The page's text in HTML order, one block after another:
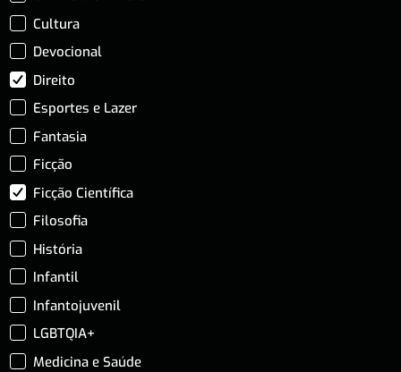
Cultura
Devocional
Direito
Esportes e Lazer
Fantasia
Ficção
Ficção Científica
Filosofia
História
Infantil
Infantojuvenil
LGBTQIA+
Medicina e Saúde